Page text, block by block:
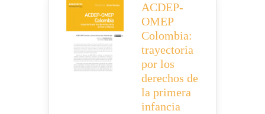
ACDEP-
OMEP
Colombia:
trayectoria
por los
derechos de
la primera
infancia